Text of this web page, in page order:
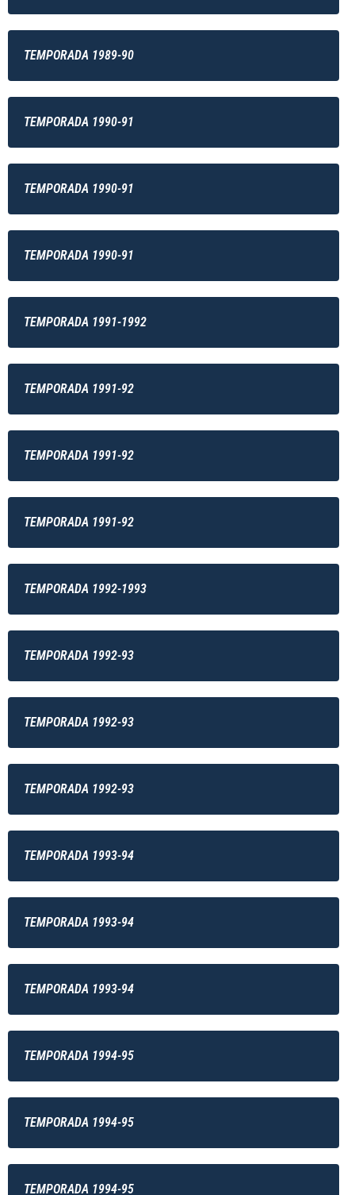
TEMPORADA 1989-90
TEMPORADA 1990-91
TEMPORADA 1990-91
TEMPORADA 1990-91
TEMPORADA 1991-1992
TEMPORADA 1991-92
TEMPORADA 1991-92
TEMPORADA 1991-92
TEMPORADA 1992-1993
TEMPORADA 1992-93
TEMPORADA 1992-93
TEMPORADA 1992-93
TEMPORADA 1993-94
TEMPORADA 1993-94
TEMPORADA 1993-94
TEMPORADA 1994-95
TEMPORADA 1994-95
TEMPORADA 1994-95